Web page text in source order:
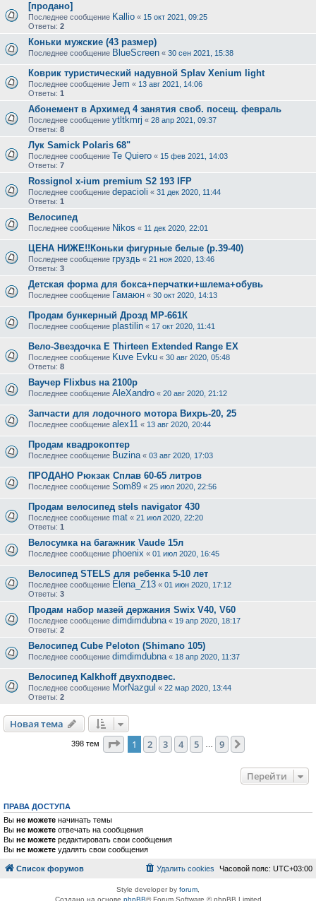
[продано]
Последнее сообщение Kallio « 15 окт 2021, 09:25
Ответы: 2
Коньки мужские (43 размер)
Последнее сообщение BlueScreen « 30 сен 2021, 15:38
Коврик туристический надувной Splav Xenium light
Последнее сообщение Jem « 13 авг 2021, 14:06
Ответы: 1
Абонемент в Архимед 4 занятия своб. посещ. февраль
Последнее сообщение ytltkmrj « 28 апр 2021, 09:37
Ответы: 8
Лук Samick Polaris 68"
Последнее сообщение Te Quiero « 15 фев 2021, 14:03
Ответы: 7
Rossignol x-ium premium S2 193 IFP
Последнее сообщение depacioli « 31 дек 2020, 11:44
Ответы: 1
Велосипед
Последнее сообщение Nikos « 11 дек 2020, 22:01
ЦЕНА НИЖЕ!!Коньки фигурные белые (р.39-40)
Последнее сообщение груздь « 21 ноя 2020, 13:46
Ответы: 3
Детская форма для бокса+перчатки+шлема+обувь
Последнее сообщение Гамаюн « 30 окт 2020, 14:13
Продам бункерный Дрозд МР-661К
Последнее сообщение plastilin « 17 окт 2020, 11:41
Вело-Звездочка E Thirteen Extended Range EX
Последнее сообщение Kuve Evku « 30 авг 2020, 05:48
Ответы: 8
Ваучер Flixbus на 2100р
Последнее сообщение AleXandro « 20 авг 2020, 21:12
Запчасти для лодочного мотора Вихрь-20, 25
Последнее сообщение alex11 « 13 авг 2020, 20:44
Продам квадрокоптер
Последнее сообщение Buzina « 03 авг 2020, 17:03
ПРОДАНО Рюкзак Сплав 60-65 литров
Последнее сообщение Som89 « 25 июл 2020, 22:56
Продам велосипед stels navigator 430
Последнее сообщение mat « 21 июл 2020, 22:20
Ответы: 1
Велосумка на багажник Vaude 15л
Последнее сообщение phoenix « 01 июл 2020, 16:45
Велосипед STELS для ребенка 5-10 лет
Последнее сообщение Elena_Z13 « 01 июн 2020, 17:12
Ответы: 3
Продам набор мазей держания Swix V40, V60
Последнее сообщение dimdimdubna « 19 апр 2020, 18:17
Ответы: 2
Велосипед Cube Peloton (Shimano 105)
Последнее сообщение dimdimdubna « 18 апр 2020, 11:37
Велосипед Kalkhoff двухподвес.
Последнее сообщение MorNazgul « 22 мар 2020, 13:44
Ответы: 2
Новая тема
398 тем Страница из
1 2 3 4 5 9
Перейти
ПРАВА ДОСТУПА
Вы не можете начинать темы
Вы не можете отвечать на сообщения
Вы не можете редактировать свои сообщения
Вы не можете удалять свои сообщения
Список форумов Часовой пояс: UTC+03:00
Удалить cookies
Style developer by forum
Создано на основе phpBB® Forum Software © phpBB Limited